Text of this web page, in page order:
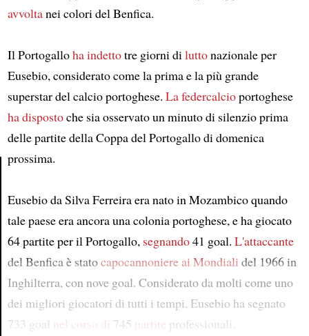
Article
avvoltanei colori del Benfica.
Il Portogalloha indettotre giorni diluttonazionale per
Eusebio, considerato come la prima e la più grande
superstar del calcio portoghese. La federcalcioportoghese
ha dispostoche sia osservato un minuto di silenzio prima
delle partite della Coppa del Portogallo di domenica
prossima.
Eusebio da Silva Ferreira era nato in Mozambico quando
tale paese era ancora una colonia portoghese, e ha giocato
64 partite per il Portogallo, segnando41 goal. L'attaccante
del Benfica è statocapocannoniereai Mondiali del 1966 in
Inghilterra, con nove goal. Considerato da molti come uno
dei migliori giocatori di tutti i tempi, Eusebio ha segnato
733 goal nel corso di 745 partite professionali.